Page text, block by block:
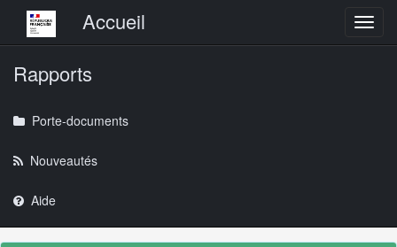
Menu principalAccueil
Rapports
Porte-documents
Nouveautés
Aide